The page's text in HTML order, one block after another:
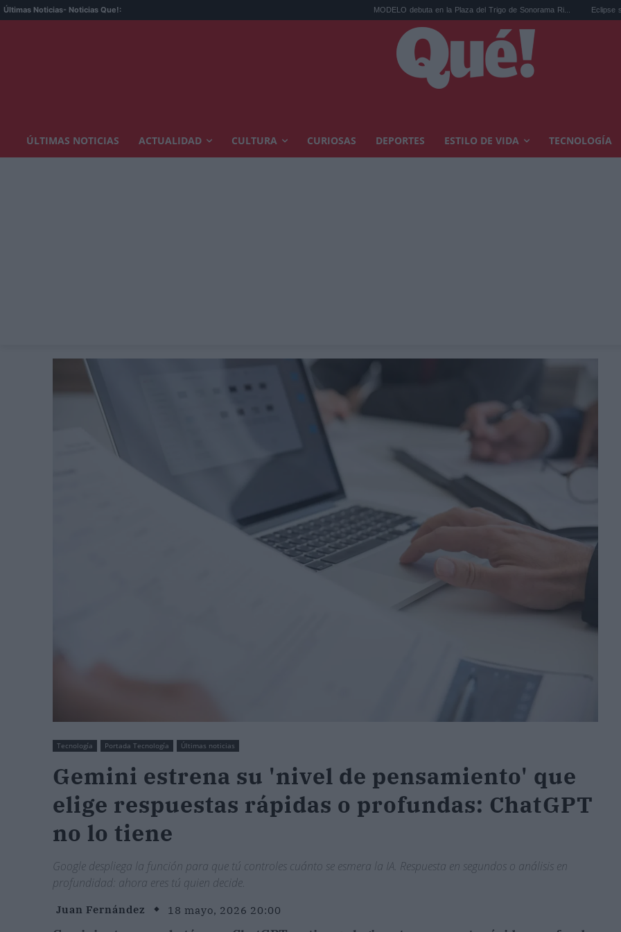
Últimas Noticias- Noticias Que!: MODELO debuta en la Plaza del Trigo de Sonorama Ri... Eclipse solar en
ÚLTIMAS NOTICIAS ACTUALIDAD CULTURA CURIOSAS DEPORTES ESTILO DE VIDA TECNOLOGÍA
Tecnología Portada Tecnología Últimas noticias
Gemini estrena su 'nivel de pensamiento' que
elige respuestas rápidas o profundas: ChatGPT
no lo tiene
Google despliega la función para que tú controles cuánto se esmera la IA. Respuesta en segundos o análisis en
profundidad: ahora eres tú quien decide.
Juan Fernández 18 mayo, 2026 20:00